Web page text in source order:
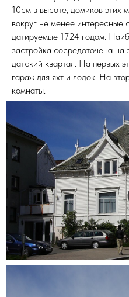
10см в высоте, домиков этих
вокруг не менее интересные
датируемые 1724 годом.
застройка сосредоточена на
датский квартал. На первых
гараж для яхт и лодок. На
комнаты.